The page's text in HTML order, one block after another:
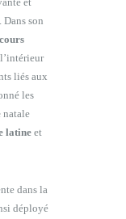
son
liés aux
les
natale
latineet
dans la
déployé